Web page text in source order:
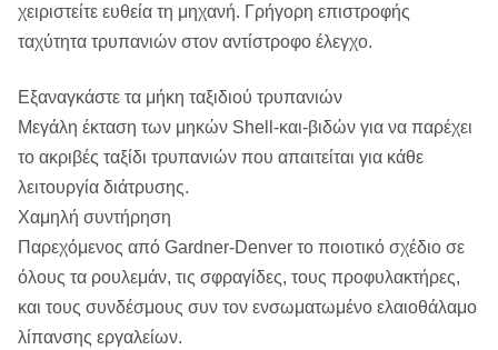
χειριστείτε ευθεία τη μηχανή. Γρήγορη επιστροφής
ταχύτητα τρυπανιών στον αντίστροφο έλεγχο.
Εξαναγκάστε τα μήκη ταξιδιού τρυπανιών
Μεγάλη έκταση των μηκών Shell-και-βιδών για να παρέχει
το ακριβές ταξίδι τρυπανιών που απαιτείται για κάθε
λειτουργία διάτρυσης.
Χαμηλή συντήρηση
Παρεχόμενος από Gardner-Denver το ποιοτικό σχέδιο σε
όλους τα ρουλεμάν, τις σφραγίδες, τους προφυλακτήρες,
και τους συνδέσμους συν τον ενσωματωμένο ελαιοθάλαμο
λίπανσης εργαλείων.